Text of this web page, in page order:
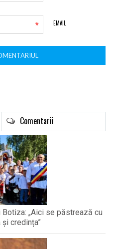
EMAIL
*
Comentarii
„Aici se păstrează cu
credința”